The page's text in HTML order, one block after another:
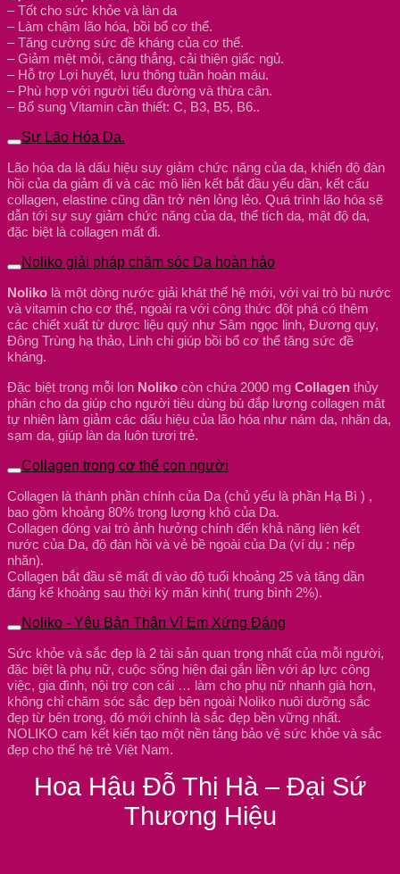
– Tốt cho sức khỏe và làn da
– Làm chậm lão hóa, bồi bổ cơ thể.
– Tăng cường sức đề kháng của cơ thể.
– Giảm mệt mỏi, căng thẳng, cải thiện giấc ngủ.
– Hỗ trợ Lợi huyết, lưu thông tuần hoàn máu.
– Phù hợp với người tiểu đường và thừa cân.
– Bổ sung Vitamin cần thiết: C, B3, B5, B6..
Sự Lão Hóa Da.
Lão hóa da là dấu hiệu suy giảm chức năng của da, khiến độ đàn
hồi của da giảm đi và các mô liên kết bắt đầu yếu dần, kết cấu
collagen, elastine cũng dần trở nên lỏng lẻo. Quá trình lão hóa sẽ
dẫn tới sự suy giảm chức năng của da, thể tích da, mật độ da,
đặc biệt là collagen mất đi.
Noliko giải pháp chăm sóc Da hoàn hảo
Noliko là một dòng nước giải khát thế hệ mới, với vai trò bù nước
và vitamin cho cơ thể, ngoài ra với công thức đột phá có thêm
các chiết xuất từ dược liệu quý như Sâm ngọc linh, Đương quy,
Đông Trùng hạ thảo, Linh chi giúp bồi bổ cơ thể tăng sức đề
kháng.
Đặc biệt trong mỗi lon Noliko còn chứa 2000 mg Collagen thủy
phân cho da giúp cho người tiêu dùng bù đắp lượng collagen mât
tự nhiên làm giảm các dấu hiệu của lão hóa như nám da, nhăn da,
sạm da, giúp làn da luôn tươi trẻ.
Collagen trong cơ thể con người
Collagen là thành phần chính của Da (chủ yếu là phần Hạ Bì ) ,
bao gồm khoảng 80% trọng lượng khô của Da.
Collagen đóng vai trò ảnh hưởng chính đến khả năng liên kết
nước của Da, độ đàn hồi và vẻ bề ngoài của Da (ví dụ : nếp
nhăn).
Collagen bắt đầu sẽ mất đi vào độ tuổi khoảng 25 và tăng dần
đáng kể khoảng sau thời kỳ mãn kinh( trung bình 2%).
Noliko - Yêu Bản Thân Vì Em Xứng Đáng
Sức khỏe và sắc đẹp là 2 tài sản quan trọng nhất của mỗi người,
đặc biệt là phụ nữ, cuộc sống hiện đại gắn liền với áp lực công
việc, gia đình, nội trợ con cái … làm cho phụ nữ nhanh già hơn,
không chỉ chăm sóc sắc đẹp bên ngoài Noliko nuôi dưỡng sắc
đẹp từ bên trong, đó mới chính là sắc đẹp bền vững nhất.
NOLIKO cam kết kiến tạo một nền tảng bảo vệ sức khỏe và sắc
đẹp cho thế hệ trẻ Việt Nam.
Hoa Hậu Đỗ Thị Hà – Đại Sứ
Thương Hiệu